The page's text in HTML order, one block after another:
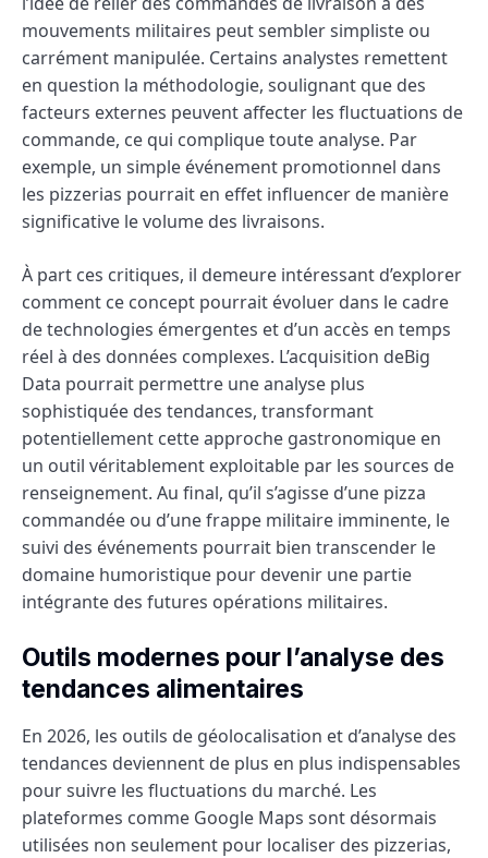
mouvements militaires peut sembler simpliste ou
carrément manipulée. Certains analystes remettent
en question la méthodologie, soulignant que des
facteurs externes peuvent affecter les fluctuations de
commande, ce qui complique toute analyse. Par
exemple, un simple événement promotionnel dans
les pizzerias pourrait en effet influencer de manière
significative le volume des livraisons.
À part ces critiques, il demeure intéressant d’explorer
comment ce concept pourrait évoluer dans le cadre
de technologies émergentes et d’un accès en temps
réel à des données complexes. L’acquisition deBig
Data pourrait permettre une analyse plus
sophistiquée des tendances, transformant
potentiellement cette approche gastronomique en
un outil véritablement exploitable par les sources de
renseignement. Au final, qu’il s’agisse d’une pizza
commandée ou d’une frappe militaire imminente, le
suivi des événements pourrait bien transcender le
domaine humoristique pour devenir une partie
intégrante des futures opérations militaires.
Outils modernes pour l’analyse des
tendances alimentaires
En 2026, les outils de géolocalisation et d’analyse des
tendances deviennent de plus en plus indispensables
pour suivre les fluctuations du marché. Les
plateformes comme Google Maps sont désormais
utilisées non seulement pour localiser des pizzerias,